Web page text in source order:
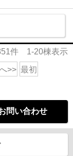
件 1-20棟表示
>> 最初
問い合わせ